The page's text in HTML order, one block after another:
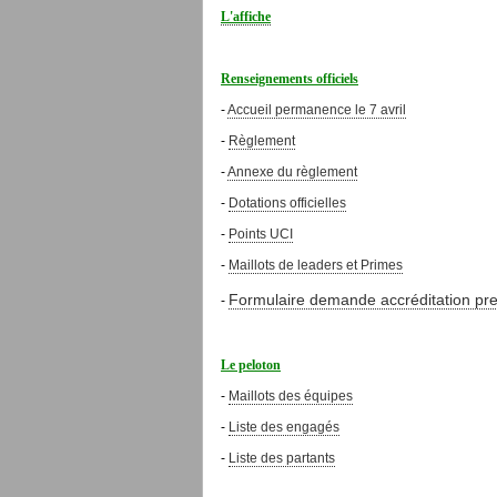
L'affiche
Renseignements officiels
-Accueil permanence le 7 avril
- Règlement
-Annexe du règlement
- Dotations officielles
- Points UCI
- Maillots de leaders et Primes
- Formulaire demande accréditation
Le peloton
- Maillots des équipes
- Liste des engagés
- Liste des partants